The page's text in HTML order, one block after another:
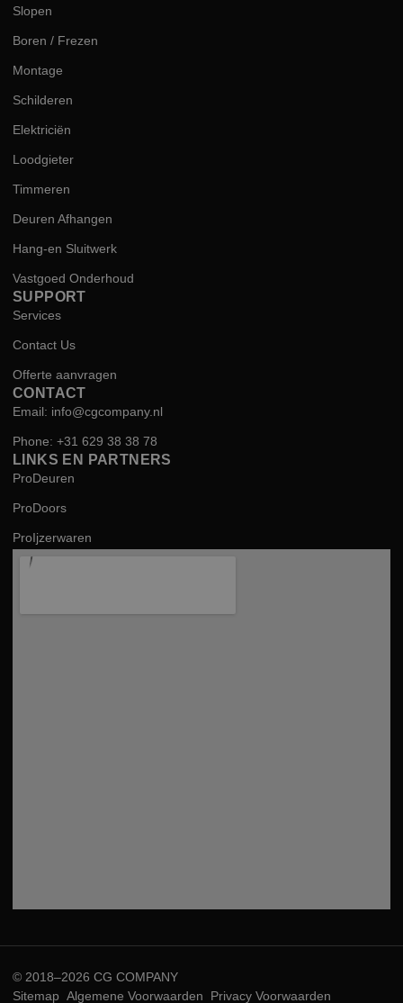
Slopen
Boren / Frezen
Montage
Schilderen
Elektriciën
Loodgieter
Timmeren
Deuren Afhangen
Hang-en Sluitwerk
Vastgoed Onderhoud
SUPPORT
Services
Contact Us
Offerte aanvragen
CONTACT
Email: info@cgcompany.nl
Phone: +31 629 38 38 78
LINKS EN PARTNERS
ProDeuren
ProDoors
ProIjzerwaren
© 2018–2026 CG COMPANY
Sitemap Algemene Voorwaarden Privacy Voorwaarden